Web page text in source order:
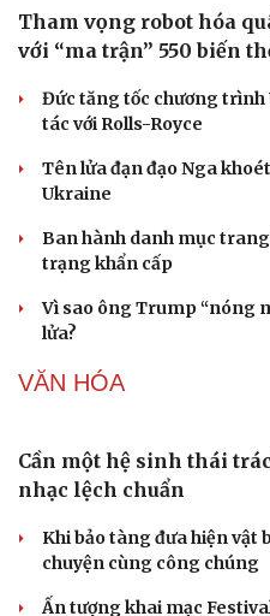
Giá vàng hôm nay 8/8:
lại tăng
Buôn lậu, hàng giả diễn
QUÂN SỰ - QUỐC
Tham vọng robot hóa
với “ma trận” 550 biến
tác với Rolls-Royce
Ukraine
Ban hành danh mục
Vì sao ông Trump “nóng
lửa?